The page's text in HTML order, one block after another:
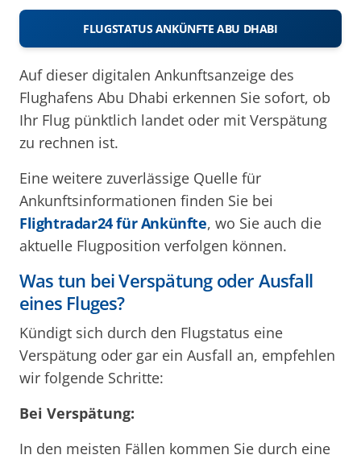
FLUGSTATUS ANKÜNFTE ABU DHABI
Auf dieser digitalen Ankunftsanzeige des
Flughafens Abu Dhabi erkennen Sie sofort, ob
Ihr Flug pünktlich landet oder mit Verspätung
zu rechnen ist.
Eine weitere zuverlässige Quelle für
Ankunftsinformationen finden Sie bei
Flightradar24 für Ankünfte, wo Sie auch die
aktuelle Flugposition verfolgen können.
Was tun bei Verspätung oder Ausfall
eines Fluges?
Kündigt sich durch den Flugstatus eine
Verspätung oder gar ein Ausfall an, empfehlen
wir folgende Schritte:
Bei Verspätung:
In den meisten Fällen kommen Sie durch eine